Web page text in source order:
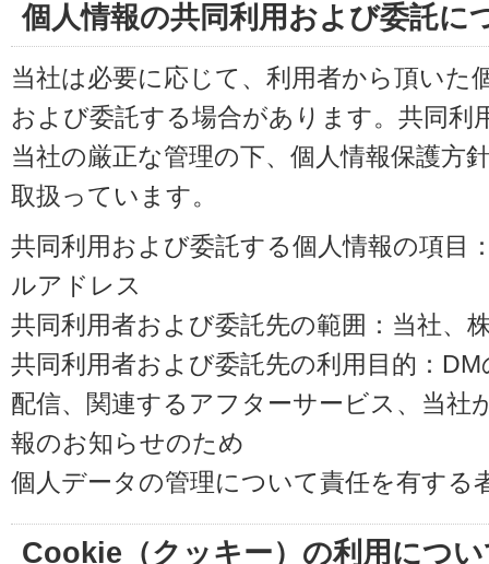
個人情報の共同利用および委託に
当社は必要に応じて、利用者から頂いた
および委託する場合があります。共同利
当社の厳正な管理の下、個人情報保護方
取扱っています。
共同利用および委託する個人情報の項目
ルアドレス
共同利用者および委託先の範囲：当社、
共同利用者および委託先の利用目的：
配信、関連するアフターサービス、当社
報のお知らせのため
個人データの管理について責任を有する
Cookie（クッキー）の利用につ